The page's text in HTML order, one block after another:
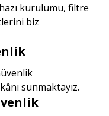
kurulumu, filtre
biz
sunmaktayız.